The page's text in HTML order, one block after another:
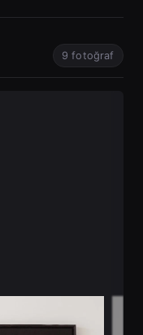
9 fotoğraf